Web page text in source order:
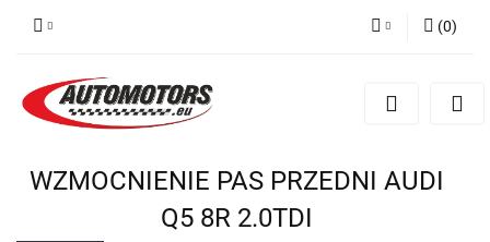
Zarejestruj się
(0)
WZMOCNIENIE PAS PRZEDNI AUDI
Q5 8R 2.0TDI